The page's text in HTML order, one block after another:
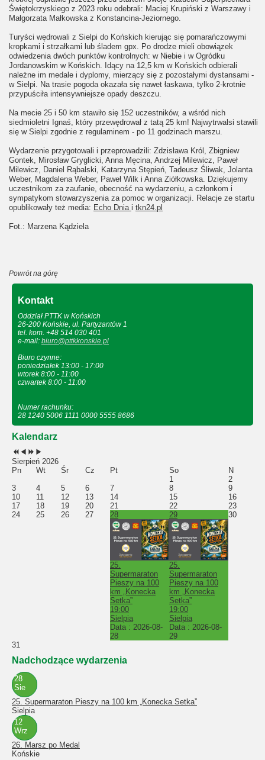
Świętokrzyskiego z 2023 roku odebrali: Maciej Krupiński z Warszawy i
Małgorzata Małkowska z Konstancina-Jeziornego.
Turyści wędrowali z Sielpi do Końskich kierując się pomarańczowymi
kropkami i strzałkami lub śladem gpx. Po drodze mieli obowiązek
odwiedzenia dwóch punktów kontrolnych: w Niebie i w Ogródku
Jordanowskim w Końskich. Idący na 12,5 km w Końskich odbierali
należne im medale i dyplomy, mierzący się z pozostałymi dystansami -
w Sielpi. Na trasie pogoda okazała się nawet łaskawa, tylko 2-krotnie
przypuściła intensywniejsze opady deszczu.
Na mecie 25 i 50 km stawiło się 152 uczestników, a wśród nich
siedmioletni Ignaś, który przewędrował z tatą 25 km! Najwytrwalsi stawili
się w Sielpi zgodnie z regulaminem - po 11 godzinach marszu.
Wydarzenie przygotowali i przeprowadzili: Zdzisława Król, Zbigniew
Gontek, Mirosław Gryglicki, Anna Męcina, Andrzej Milewicz, Paweł
Milewicz, Daniel Rąbalski, Katarzyna Stępień, Tadeusz Śliwak, Jolanta
Weber, Magdalena Weber, Paweł Wilk i Anna Ziółkowska. Dziękujemy
uczestnikom za zaufanie, obecność na wydarzeniu, a członkom i
sympatykom stowarzyszenia za pomoc w organizacji. Relacje ze startu
opublikowały też media: Echo Dnia i tkn24.pl
Fot.: Marzena Kądziela
Powrót na górę
Kontakt
Oddział PTTK w Końskich
26-200 Końskie, ul. Partyzantów 1
tel. kom. +48 514 030 401
e-mail: biuro@pttkkonskie.pl
Biuro czynne:
poniedziałek 13:00 - 17:00
wtorek 8:00 - 11:00
czwartek 8:00 - 11:00
Numer rachunku:
28 1240 5006 1111 0000 5555 8686
Kalendarz
Sierpień 2026
Pn
Wt Śr Cz Pt So
N
1
2
3
4 5 6 7 8
9
10
11 12 13 14 15
16
17
18 19 20 21 22
23
24
25 26 27 28
25.
Supermaraton
Pieszy na 100
km „Konecka
Setka”
19:00
Sielpia
Data : 2026-08-
28
29
25.
Supermaraton
Pieszy na 100
km „Konecka
Setka”
19:00
Sielpia
Data : 2026-08-
29
30
31
Nadchodzące wydarzenia
28
Sie
25. Supermaraton Pieszy na 100 km „Konecka Setka”
Sielpia
12
Wrz
26. Marsz po Medal
Końskie